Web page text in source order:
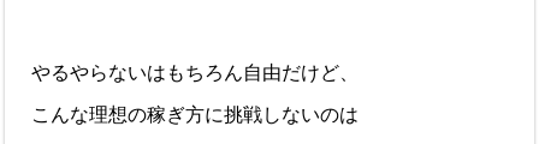
やるやらないはもちろん自由だけど、
こんな理想の稼ぎ方に挑戦しないのは